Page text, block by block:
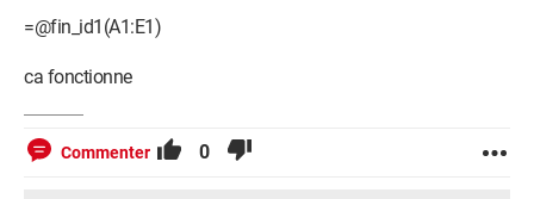
=@fin_id1(A1:E1)
ca fonctionne
Commenter 0